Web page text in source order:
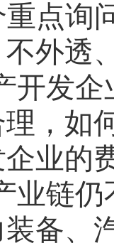
点询
外透
开发
，如
业的
业链
备、